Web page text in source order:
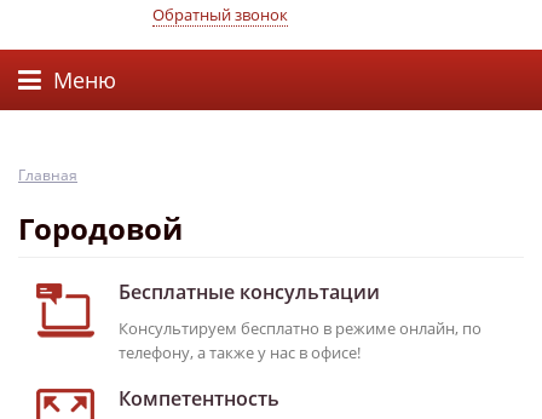
Обратный звонок
Меню
Главная
Городовой
Бесплатные консультации
Консультируем бесплатно в режиме онлайн, по
телефону, а также у нас в офисе!
Компетентность